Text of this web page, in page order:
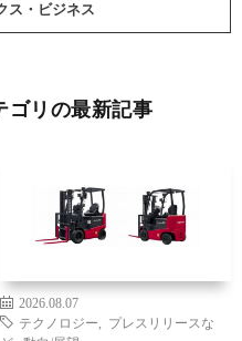
ス・ビジネス
ゴリの最新記事
2026.08.07
テクノロジー
プレスリリースな